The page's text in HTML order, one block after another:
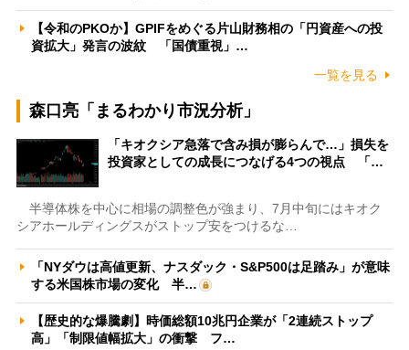
【令和のPKOか】GPIFをめぐる片山財務相の「円資産への投
資拡大」発言の波紋 「国債重視」…
一覧を見る
森口亮「まるわかり市況分析」
「キオクシア急落で含み損が膨らんで…」損失を
投資家としての成長につなげる4つの視点 「…
半導体株を中心に相場の調整色が強まり、7月中旬にはキオク
シアホールディングスがストップ安をつけるな…
「NYダウは高値更新、ナスダック・S&P500は足踏み」が意味
する米国株市場の変化 半…
【歴史的な爆騰劇】時価総額10兆円企業が「2連続ストップ
高」「制限値幅拡大」の衝撃 フ…